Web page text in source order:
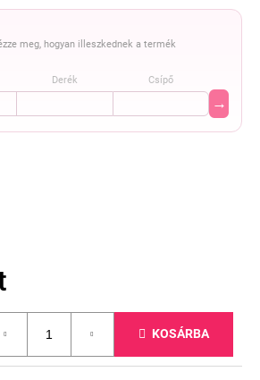
meg, hogyan illeszkednek a termék
Derék Csípő
→
KOSÁRBA